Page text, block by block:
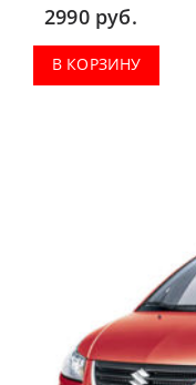
2990 руб.
В КОРЗИНУ